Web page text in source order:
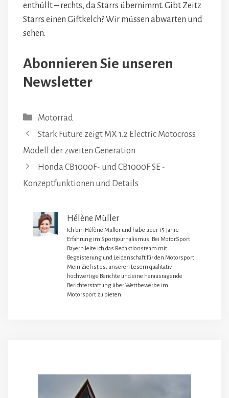
enthüllt – rechts, da Starrs übernimmt. Gibt Zeitz
Starrs einen Giftkelch? Wir müssen abwarten und
sehen.
Abonnieren Sie unseren
Newsletter
Kategorien
Motorrad
Stark Future zeigt MX 1.2 Electric Motocross
Modell der zweiten Generation
Honda CB1000F- und CB1000F SE -
Konzeptfunktionen und Details
Hélène Müller
Ich bin Hélène Müller und habe über 15 Jahre
Erfahrung im Sportjournalismus. Bei MotorSport
Bayern leite ich das Redaktionsteam mit
Begeisterung und Leidenschaft für den Motorsport.
Mein Ziel ist es, unseren Lesern qualitativ
hochwertige Berichte und eine herausragende
Berichterstattung über Wettbewerbe im
Motorsport zu bieten.